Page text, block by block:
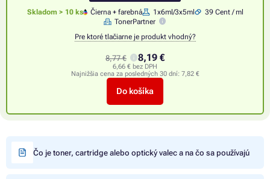
Skladom > 10 ks Čierna + farebná 1x6ml/3x5ml
39 Cent / ml
TonerPartner
Pre ktoré tlačiarne je produkt vhodný?
8,77 € 8,19 €
6,66 € bez DPH
Najnižšia cena za posledných 30 dní: 7,82 €
Do košíka
Čo je toner, cartridge alebo optický valec a na čo sa používajú